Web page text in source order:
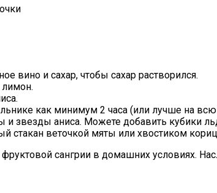
вино и сахар, чтобы сахар растворился.
лимон.
как минимум 2 часа (или лучше на
и звезды аниса. Можете добавить кубики
стакан веточкой мяты или хвостиком
фруктовой сангрии в домашних условиях.